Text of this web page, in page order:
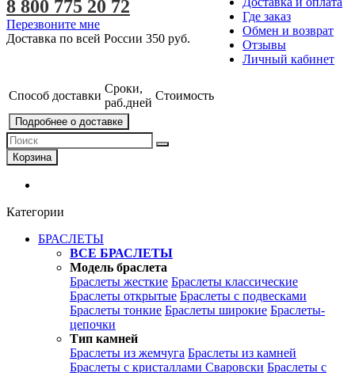
Где заказ
Обмен и возврат
Отзывы
Личный кабинет
8 800 775 20 72
Перезвоните мне
Доставка по всей России 350 руб.
Способ доставки
Сроки,
раб.дней
Стоимость
Подробнее о доставке
Корзина
Категории
БРАСЛЕТЫ
ВСЕ БРАСЛЕТЫ
Модель браслета
Браслеты жесткие Браслеты классические
Браслеты открытые Браслеты с подвесками
Браслеты тонкие Браслеты широкие Браслеты-
цепочки
Тип камней
Браслеты из жемчуга Браслеты из камней
Браслеты с кристаллами Сваровски Браслеты с